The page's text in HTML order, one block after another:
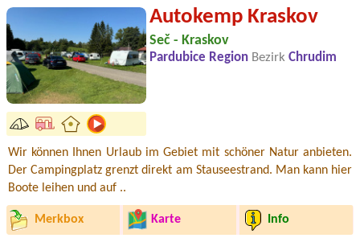
Autokemp Kraskov
Seč - Kraskov
Pardubice Region Bezirk Chrudim
Wir können Ihnen Urlaub im Gebiet mit schöner Natur anbieten.
Der Campingplatz grenzt direkt am Stauseestrand. Man kann hier
Boote leihen und auf ..
Merkbox Karte Info